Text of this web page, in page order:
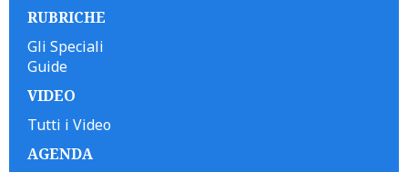
RUBRICHE
Gli Speciali
Guide
VIDEO
Tutti i Video
AGENDA